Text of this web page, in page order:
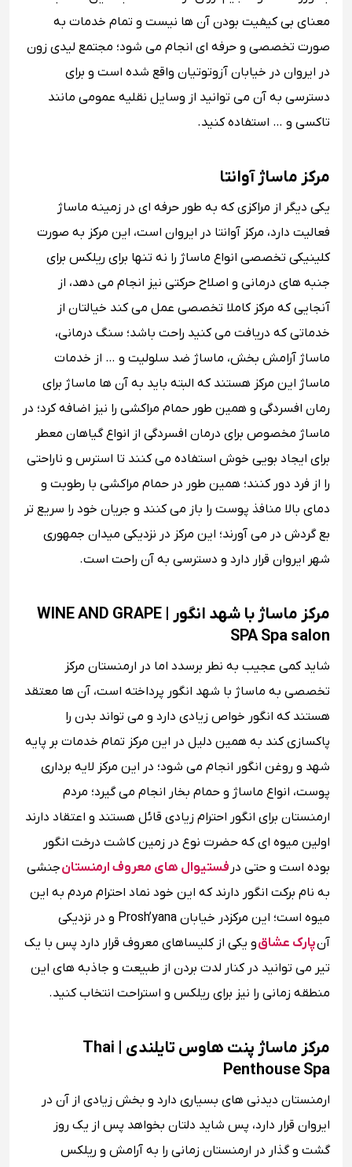
معنای بی کیفیت بودن آن ها نیست و تمام خدمات به
صورت تخصصی و حرفه ای انجام می شود؛ مجتمع لیدی زون
در ایروان در خیابان آزوتوتیان واقع شده است و برای
دسترسی به آن می توانید از وسایل نقلیه عمومی مانند
تاکسی و … استفاده کنید.
مرکز ماساژ آوانتا
یکی دیگر از مراکزی که به طور حرفه ای در زمینه ماساژ
فعالیت دارد، مرکز آوانتا در ایروان است، این مرکز به صورت
کلینیکی تخصصی انواع ماساژ را نه تنها برای ریلکس برای
جنبه های درمانی و اصلاح حرکتی نیز انجام می دهد، از
آنجایی که مرکز کاملا تخصصی عمل می کند خیالتان از
خدماتی که دریافت می کنید راحت باشد؛ سنگ درمانی،
ماساژ آرامش بخش، ماساژ ضد سلولیت و … از خدمات
ماساژ این مرکز هستند که البته باید به آن ها ماساژ برای
رمان افسردگی و همین طور حمام مراکشی را نیز اضافه کرد؛ در
ماساژ مخصوص برای درمان افسردگی از انواع گیاهان معطر
برای ایجاد بویی خوش استفاده می کنند تا استرس و ناراحتی
را از فرد دور کنند؛ همین طور در حمام مراکشی با رطوبت و
دمای بالا منافذ پوست را باز می کنند و جریان خود را سریع تر
بع گردش در می آورند؛ این مرکز در نزدیکی میدان جمهوری
شهر ایروان قرار دارد و دسترسی به آن راحت است.
مرکز ماساژ با شهد انگور | WINE AND GRAPE
SPA Spa salon
شاید کمی عجیب به نطر برسدد اما در ارمنستان مرکز
تخصصی به ماساژ با شهد انگور پرداخته است، آن ها معتقد
هستند که انگور خواص زیادی دارد و می تواند بدن را
پاکسازی کند به همین دلیل در این مرکز تمام خدمات بر پایه
شهد و روغن انگور انجام می شود؛ در این مرکز لایه برداری
پوست، انواع ماساژ و حمام بخار انجام می گیرد؛ مردم
ارمنستان برای انگور احترام زیادی قائل هستند و اعتقاد دارند
اولین میوه ای که حضرت نوع در زمین کاشت درخت انگور
بوده است و حتی در فستیوال های معروف ارمنستانجنشی
به نام برکت انگور دارند که این خود نماد احترام مردم به این
میوه است؛ این مرکزدر خیابان Prosh’yana و در نزدیکی
آنپارک عشاقو یکی از کلیساهای معروف قرار دارد پس با یک
تیر می توانید در کنار لدت بردن از طبیعت و جاذبه های این
منطقه زمانی را نیز برای ریلکس و استراحت انتخاب کنید.
مرکز ماساژ پنت هاوس تایلندی | Thai
Penthouse Spa
ارمنستان دیدنی های بسیاری دارد و بخش زیادی از آن در
ایروان قرار دارد، پس شاید دلتان بخواهد پس از یک روز
گشت و گذار در ارمنستان زمانی را به آرامش و ریلکس